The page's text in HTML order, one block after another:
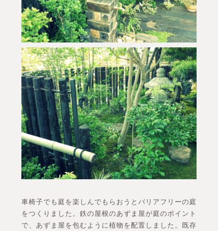
車椅子でも庭を楽しんでもらおうとバリアフリーの庭
をつくりました。鉄の屋根のあずま屋が庭のポイント
で、あずま屋を包むように植物を配置しました。既存